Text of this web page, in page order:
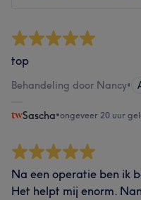
top
Behandeling door Nancy•
Sascha•ongeveer 20 uur
Na een operatie ben ik
Het helpt mij enorm.